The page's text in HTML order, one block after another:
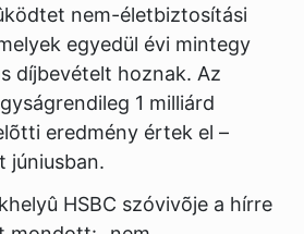
nem-életbiztosítási
egyedül évi mintegy
díjbevételt hoznak. Az
1 milliárd
eredmény értek el –
júniusban.
HSBC szóvivõje a hírre